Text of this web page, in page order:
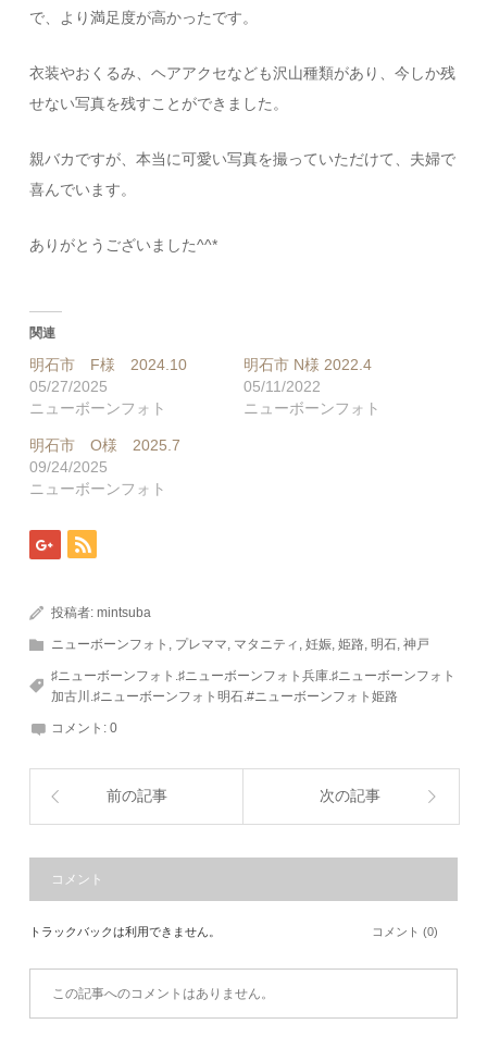
で、より満足度が高かったです。
衣装やおくるみ、ヘアアクセなども沢山種類があり、今しか残
せない写真を残すことができました。
親バカですが、本当に可愛い写真を撮っていただけて、夫婦で
喜んでいます。
ありがとうございました^^*
関連
明石市 F様 2024.10
05/27/2025
ニューボーンフォト
明石市 N様 2022.4
05/11/2022
ニューボーンフォト
明石市 O様 2025.7
09/24/2025
ニューボーンフォト
投稿者:mintsuba
ニューボーンフォト , プレママ, マタニティ ,妊娠,姫路,明石,神戸
♯ニューボーンフォト.♯ニューボーンフォト兵庫.♯ニューボーンフォト
加古川.♯ニューボーンフォト明石.#ニューボーンフォト姫路
コメント:0
前の記事 次の記事
コメント
トラックバックは利用できません。 コメント (0)
この記事へのコメントはありません。